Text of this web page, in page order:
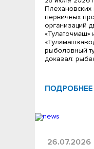
первичных
организаций
«Тулаточмаш»
рыболовный
доказал:
ПОДРОБНЕЕ
26.07.2026